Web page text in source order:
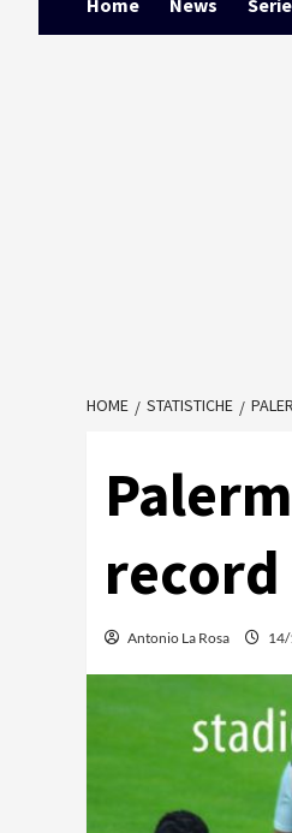
Home News
HOME STATISTICHE
record
Antonio La Rosa